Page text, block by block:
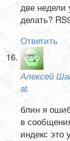
две недели
делать?
Ответить
Алексей
at
блин я
в
индекс это